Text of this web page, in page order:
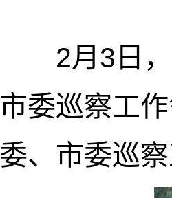
2月3日
市委巡察工
委、市委巡